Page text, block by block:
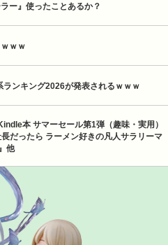
ー』使ったことあるか？
ｗｗ
ランキング2026が発表されるｗｗｗ
本 サマーセール第1弾（趣味・実用）
だったら ラーメン好きの凡人サラリーマ
他